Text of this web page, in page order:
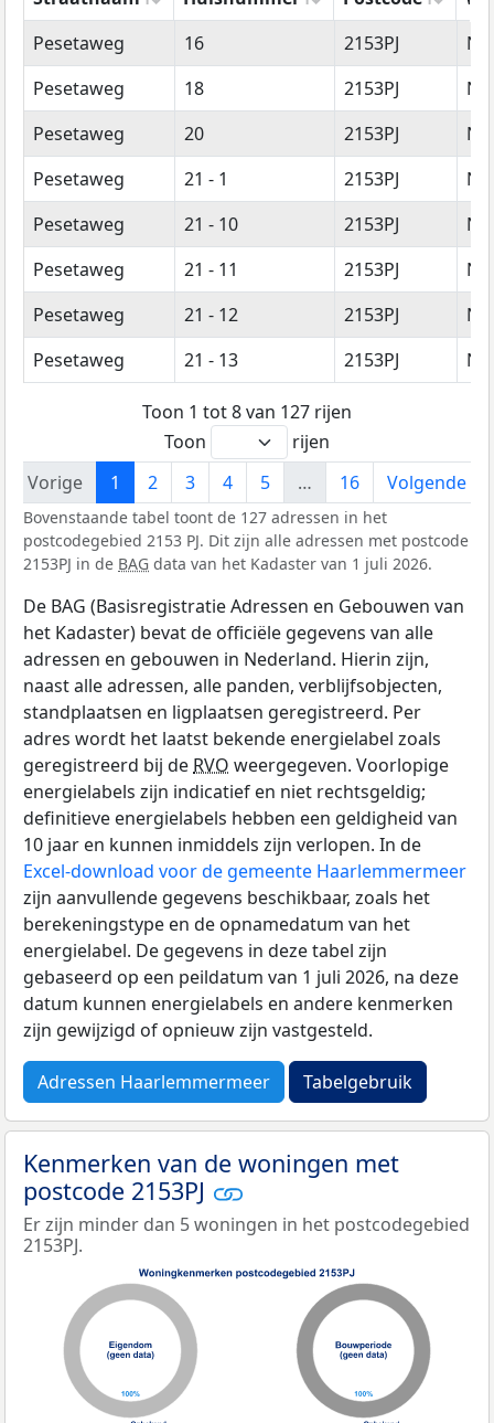
Straatnaam
Huisnummer Postcode
Pesetaweg 16 2153PJ
Pesetaweg
18 2153PJ
Pesetaweg
20 2153PJ
Pesetaweg
21 - 1 2153PJ
Pesetaweg
21 - 10 2153PJ
Pesetaweg
21 - 11 2153PJ
Pesetaweg
21 - 12 2153PJ
Pesetaweg
21 - 13 2153PJ
Toon 1 tot 8 van 127 rijen
Toon
rijen
Vorige
1 2 3 4 5 … 16 Volgende
Bovenstaande tabel toont de 127 adressen in het
postcodegebied 2153 PJ. Dit zijn alle adressen met postcode
2153PJ in de BAG data van het Kadaster van 1 juli 2026.
De BAG (Basisregistratie Adressen en Gebouwen van
het Kadaster) bevat de officiële gegevens van alle
adressen en gebouwen in Nederland. Hierin zijn,
naast alle adressen, alle panden, verblijfsobjecten,
standplaatsen en ligplaatsen geregistreerd. Per
adres wordt het laatst bekende energielabel zoals
geregistreerd bij de RVO weergegeven. Voorlopige
energielabels zijn indicatief en niet rechtsgeldig;
definitieve energielabels hebben een geldigheid van
10 jaar en kunnen inmiddels zijn verlopen. In de
Excel-download voor de gemeente Haarlemmermeer
zijn aanvullende gegevens beschikbaar, zoals het
berekeningstype en de opnamedatum van het
energielabel. De gegevens in deze tabel zijn
gebaseerd op een peildatum van 1 juli 2026, na deze
datum kunnen energielabels en andere kenmerken
zijn gewijzigd of opnieuw zijn vastgesteld.
Adressen Haarlemmermeer Tabelgebruik
Kenmerken van de woningen met
postcode 2153PJ
Er zijn minder dan 5 woningen in het postcodegebied
2153PJ.